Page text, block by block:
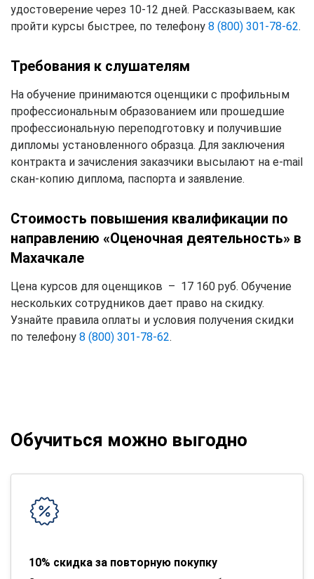
удостоверение через 10-12 дней. Рассказываем, как
пройти курсы быстрее, по телефону 8 (800) 301-78-62.
Требования к слушателям
На обучение принимаются оценщики с профильным
профессиональным образованием или прошедшие
профессиональную переподготовку и получившие
дипломы установленного образца. Для заключения
контракта и зачисления заказчики высылают на e-mail
скан-копию диплома, паспорта и заявление.
Стоимость повышения квалификации по
направлению «Оценочная деятельность» в
Махачкале
Цена курсов для оценщиков – 17 160 руб. Обучение
нескольких сотрудников дает право на скидку.
Узнайте правила оплаты и условия получения скидки
по телефону 8 (800) 301-78-62.
Обучиться можно выгодно
10% скидка за повторную покупку